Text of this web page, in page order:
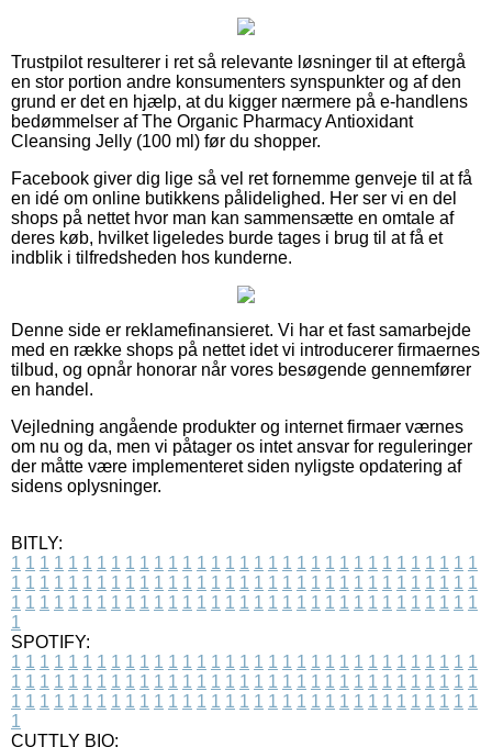
Trustpilot resulterer i ret så relevante løsninger til at eftergå
en stor portion andre konsumenters synspunkter og af den
grund er det en hjælp, at du kigger nærmere på e-handlens
bedømmelser af The Organic Pharmacy Antioxidant
Cleansing Jelly (100 ml) før du shopper.
Facebook giver dig lige så vel ret fornemme genveje til at få
en idé om online butikkens pålidelighed. Her ser vi en del
shops på nettet hvor man kan sammensætte en omtale af
deres køb, hvilket ligeledes burde tages i brug til at få et
indblik i tilfredsheden hos kunderne.
Denne side er reklamefinansieret. Vi har et fast samarbejde
med en række shops på nettet idet vi introducerer firmaernes
tilbud, og opnår honorar når vores besøgende gennemfører
en handel.
Vejledning angående produkter og internet firmaer værnes
om nu og da, men vi påtager os intet ansvar for reguleringer
der måtte være implementeret siden nyligste opdatering af
sidens oplysninger.
BITLY:
1 1 1 1 1 1 1 1 1 1 1 1 1 1 1 1 1 1 1 1 1 1 1 1 1 1 1 1 1 1 1 1 1
1 1 1 1 1 1 1 1 1 1 1 1 1 1 1 1 1 1 1 1 1 1 1 1 1 1 1 1 1 1 1 1 1
1 1 1 1 1 1 1 1 1 1 1 1 1 1 1 1 1 1 1 1 1 1 1 1 1 1 1 1 1 1 1 1 1
1
SPOTIFY:
1 1 1 1 1 1 1 1 1 1 1 1 1 1 1 1 1 1 1 1 1 1 1 1 1 1 1 1 1 1 1 1 1
1 1 1 1 1 1 1 1 1 1 1 1 1 1 1 1 1 1 1 1 1 1 1 1 1 1 1 1 1 1 1 1 1
1 1 1 1 1 1 1 1 1 1 1 1 1 1 1 1 1 1 1 1 1 1 1 1 1 1 1 1 1 1 1 1 1
1
CUTTLY BIO: